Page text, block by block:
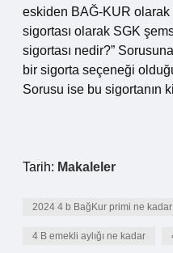
eskiden BAĞ-KUR
sigortası olarak SGK
sigortası nedir?”
bir sigorta seçeneği
Sorusu ise bu sigortanın
Tarih: Makaleler
2024 4 b BağKur primi ne kadar
4 B emekli aylığı ne kadar